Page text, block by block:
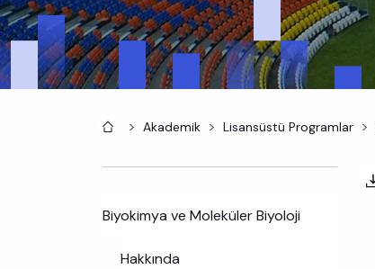
AnasayfaAkademik Lisansüstü Programlar
Biyokimya ve Moleküler Biyoloji
Hakkında